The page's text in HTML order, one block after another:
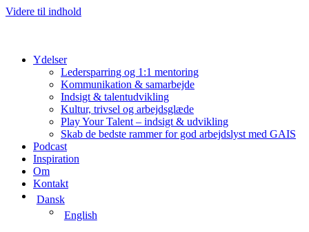
Videre til indhold
Ydelser
Ledersparring og 1:1 mentoring
Kommunikation & samarbejde
Indsigt & talentudvikling
Kultur, trivsel og arbejdsglæde
Play Your Talent – indsigt & udvikling
Skab de bedste rammer for god arbejdslyst med GAIS
Podcast
Inspiration
Om
Kontakt
Dansk
English